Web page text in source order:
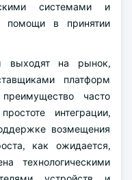
системами и
помощи в принятии
выходят на рынок,
платформ
часто
интеграции,
возмещения
как ожидается,
технологическими